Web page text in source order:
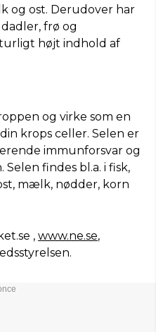
og ost. Derudover har
frø og
højt indhold af
og virke som en
krops celler. Selen er
immunforsvar og
findes bl.a. i fisk,
mælk, nødder, korn
, www.ne.se,